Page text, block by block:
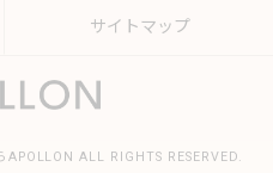
サイトマップ
ALL RIGHTS RESERVED.